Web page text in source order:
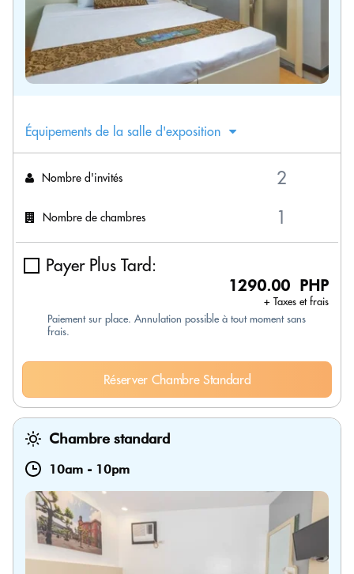
Équipements de la salle d'exposition
Nombre d'invités
Nombre de chambres
Payer Plus Tard:
1290.00 PHP
+ Taxes et frais
Paiement sur place. Annulation possible à tout moment sans
frais.
Réserver Chambre Standard
Chambre standard
10am - 10pm